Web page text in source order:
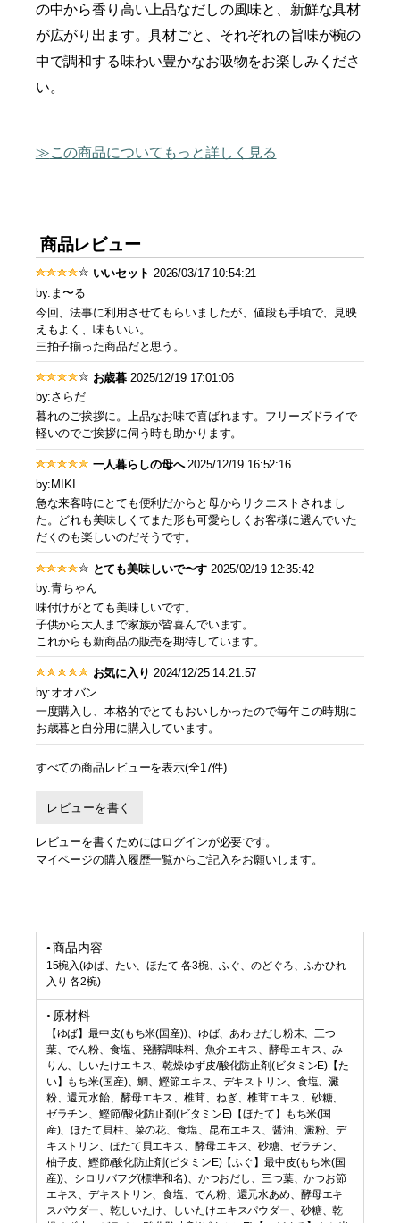
の中から香り高い上品なだしの風味と、新鮮な具材
が広がり出ます。具材ごと、それぞれの旨味が椀の
中で調和する味わい豊かなお吸物をお楽しみくださ
い。
この商品についてもっと詳しく見る
商品レビュー
いいセット 2026/03/17 10:54:21
by:ま〜る
今回、法事に利用させてもらいましたが、値段も手頃で、見映
えもよく、味もいい。
三拍子揃った商品だと思う。
お歳暮 2025/12/19 17:01:06
by:さらだ
暮れのご挨拶に。上品なお味で喜ばれます。フリーズドライで
軽いのでご挨拶に伺う時も助かります。
一人暮らしの母へ2025/12/19 16:52:16
by:MIKI
急な来客時にとても便利だからと母からリクエストされまし
た。どれも美味しくてまた形も可愛らしくお客様に選んでいた
だくのも楽しいのだそうです。
とても美味しいで〜す 2025/02/19 12:35:42
by:青ちゃん
味付けがとても美味しいです。
子供から大人まで家族が皆喜んでいます。
これからも新商品の販売を期待しています。
お気に入り 2024/12/25 14:21:57
by:オオバン
一度購入し、本格的でとてもおいしかったので毎年この時期に
お歳暮と自分用に購入しています。
すべての商品レビューを表示(全17件)
レビューを書く
レビューを書くためにはログインが必要です。
マイページの購入履歴一覧からご記入をお願いします。
商品内容
15椀入(ゆば、たい、ほたて 各3椀、ふぐ、のどぐろ、ふかひれ
入り 各2椀)
原材料
【ゆば】最中皮(もち米(国産))、ゆば、あわせだし粉末、三つ
葉、でん粉、食塩、発酵調味料、魚介エキス、酵母エキス、み
りん、しいたけエキス、乾燥ゆず皮/酸化防止剤(ビタミンE)【た
い】もち米(国産)、鯛、鰹節エキス、デキストリン、食塩、澱
粉、還元水飴、酵母エキス、椎茸、ねぎ、椎茸エキス、砂糖、
ゼラチン、鰹節/酸化防止剤(ビタミンE)【ほたて】もち米(国
産)、ほたて貝柱、菜の花、食塩、昆布エキス、醤油、澱粉、デ
キストリン、ほたて貝エキス、酵母エキス、砂糖、ゼラチン、
柚子皮、鰹節/酸化防止剤(ビタミンE)【ふぐ】最中皮(もち米(国
産))、シロサバフグ(標準和名)、かつおだし、三つ葉、かつお節
エキス、デキストリン、食塩、でん粉、還元水あめ、酵母エキ
スパウダー、乾しいたけ、しいたけエキスパウダー、砂糖、乾